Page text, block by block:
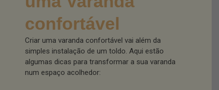
confortável
Criar uma varanda confortável vai além da
simples instalação de um toldo. Aqui estão
algumas dicas para transformar a sua varanda
num espaço acolhedor: